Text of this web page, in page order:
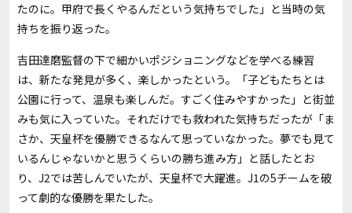
たのに。甲府で長くやるんだという気持ちでした」と当時の気
持ちを振り返った。
吉田達磨監督の下で細かいポジショニングなどを学べる練習
は、新たな発見が多く、楽しかったという。「子どもたちとは
公園に行って、温泉も楽しんだ。すごく住みやすかった」と街並
みも気に入っていた。それだけでも救われた気持ちだったが「ま
さか、天皇杯を優勝できるなんて思っていなかった。夢でも見て
いるんじゃないかと思うくらいの勝ち進み方」と話したとお
り、J2では苦しんでいたが、天皇杯で大躍進。J1の5チームを破
って劇的な優勝を果たした。